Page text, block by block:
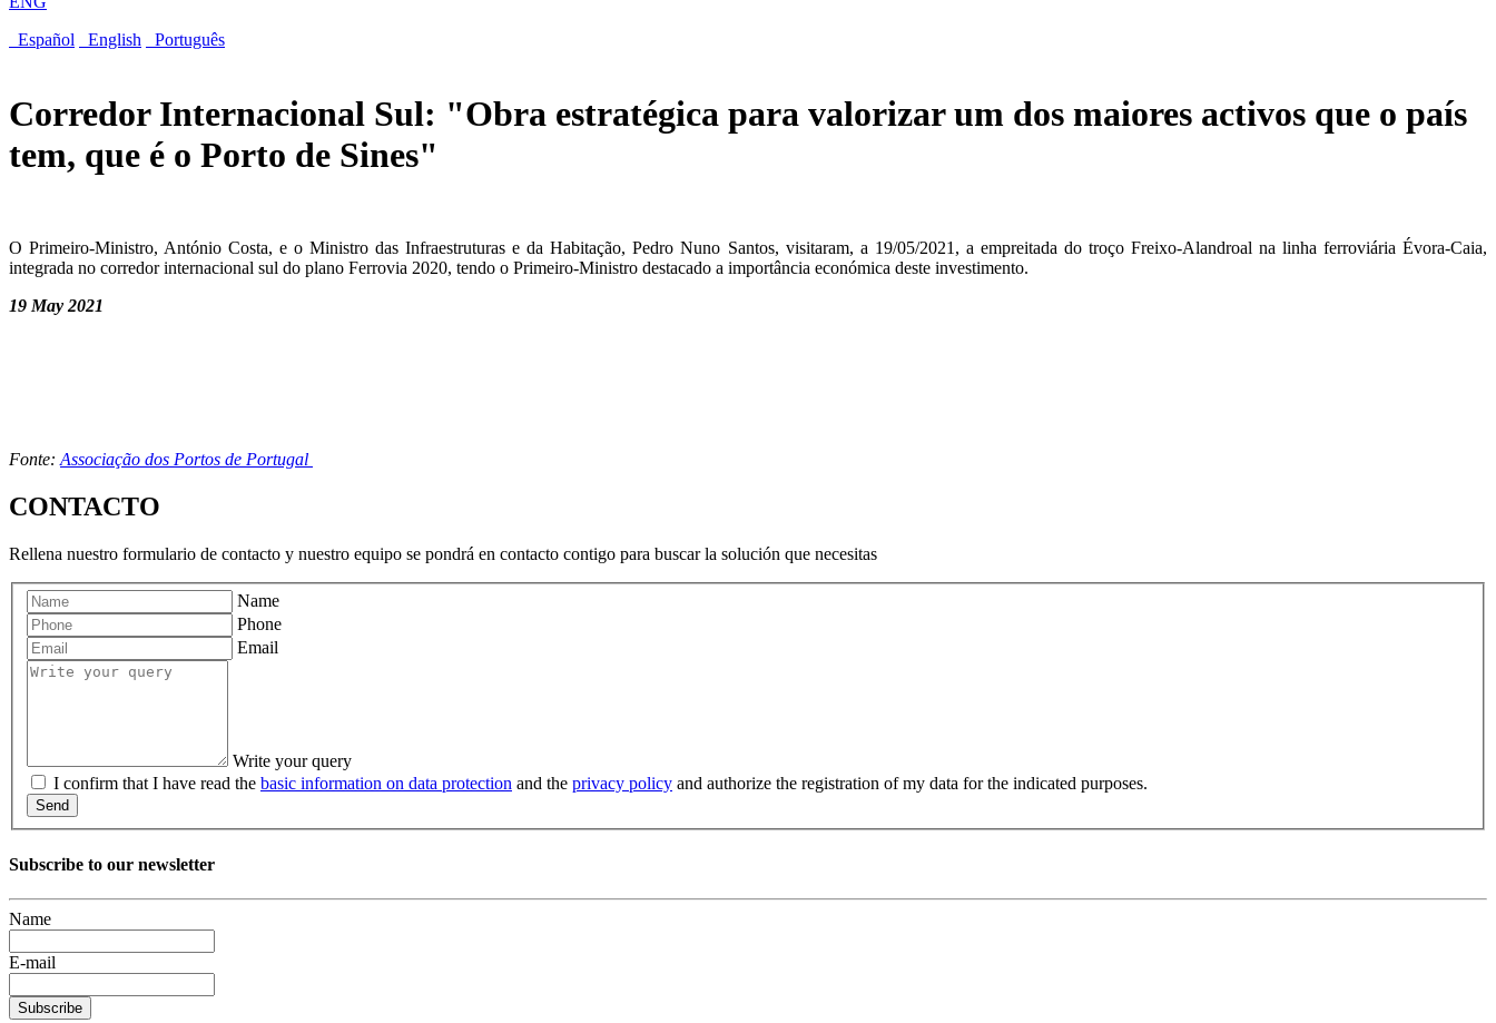
Español
English Português
Corredor Internacional Sul: "Obra estratégica para valorizar um dos maiores activos que o país
tem, que é o Porto de Sines"
O Primeiro-Ministro, António Costa, e o Ministro das Infraestruturas e da Habitação, Pedro Nuno Santos, visitaram, a 19/05/2021, a empreitada do troço Freixo-Alandroal na linha ferroviária Évora-Caia,
integrada no corredor internacional sul do plano Ferrovia 2020, tendo o Primeiro-Ministro destacado a importância económica deste investimento.
19 May 2021
Fonte: Associação dos Portos de Portugal
CONTACTO
Rellena nuestro formulario de contacto y nuestro equipo se pondrá en contacto contigo para buscar la solución que necesitas
Name
Phone
Email
Write your query
I confirm that I have read the basic information on data protection and the privacy policy and authorize the registration of my data for the indicated purposes.
Send
Subscribe to our newsletter
Name
E-mail
Subscribe